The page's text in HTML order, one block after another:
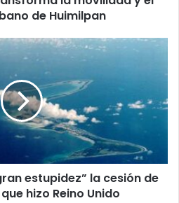
de Huimilpan
estupidez” la cesión de
hizo Reino Unido